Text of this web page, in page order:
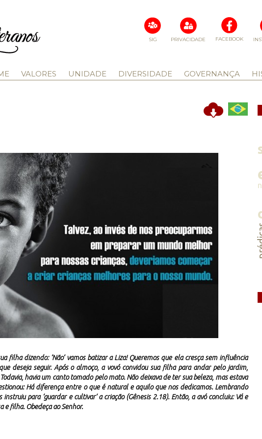
FACEBOOK
PRIVACIDADE
SIG
VALORES UNIDADE DIVERSIDADE GOVERNANÇA
filha dizendo: ‘Não’ vamos batizar a Liza! Queremos que ela cresça sem influência
deseja seguir. Após o almoço, a vovó convidou sua filha para andar pelo jardim,
havia um canto tomado pelo mato. Não deixava de ter sua beleza, mas estava
Há diferença entre o que é natural e aquilo que nos dedicamos. Lembrando
para ‘guardar e cultivar’ a criação (Gênesis 2.18). Então, a avó concluiu: Vá e
e filha. Obedeça ao Senhor.